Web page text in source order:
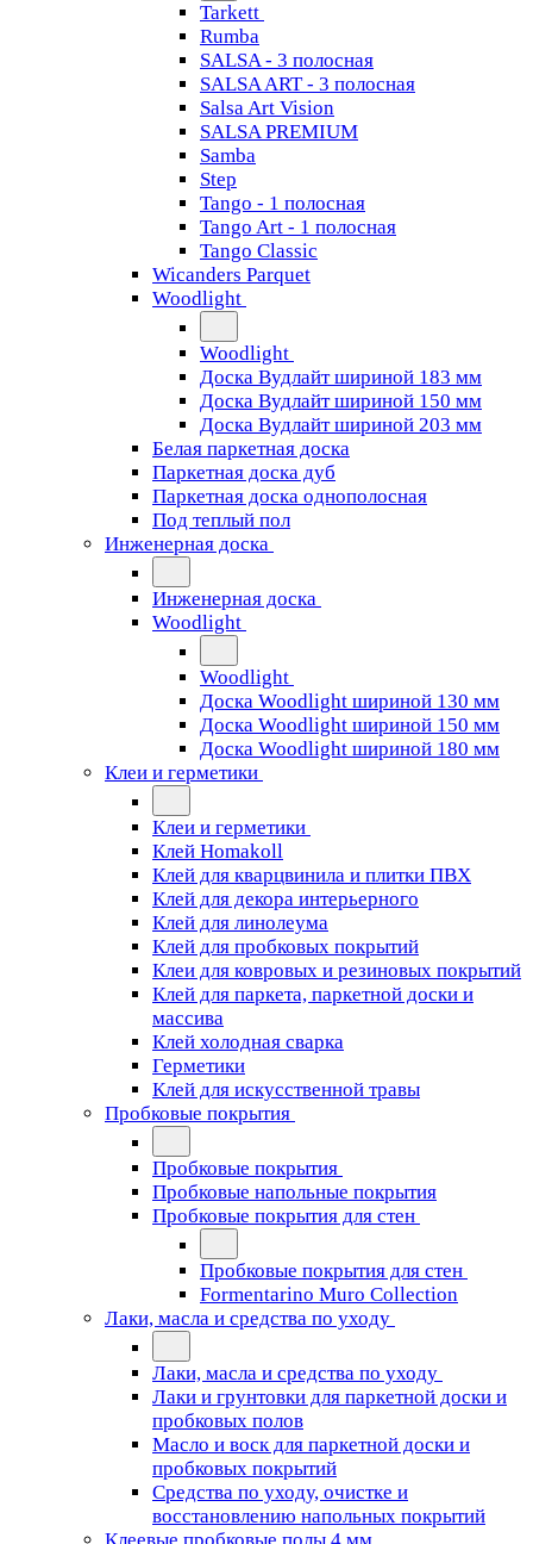
Tarkett
Rumba
SALSA - 3 полосная
SALSA ART - 3 полосная
Salsa Art Vision
SALSA PREMIUM
Samba
Step
Tango - 1 полосная
Tango Art - 1 полосная
Tango Classiс
Wicanders Parquet
Woodlight
Woodlight
Доска Вудлайт шириной 183 мм
Доска Вудлайт шириной 150 мм
Доска Вудлайт шириной 203 мм
Белая паркетная доска
Паркетная доска дуб
Паркетная доска однополосная
Под теплый пол
Инженерная доска
Инженерная доска
Woodlight
Woodlight
Доска Woodlight шириной 130 мм
Доска Woodlight шириной 150 мм
Доска Woodlight шириной 180 мм
Клеи и герметики
Клеи и герметики
Клей Homakoll
Клей для кварцвинила и плитки ПВХ
Клей для декора интерьерного
Клей для линолеума
Клей для пробковых покрытий
Клеи для ковровых и резиновых покрытий
Клей для паркета, паркетной доски и
массива
Клей холодная сварка
Герметики
Клей для искусственной травы
Пробковые покрытия
Пробковые покрытия
Пробковые напольные покрытия
Пробковые покрытия для стен
Пробковые покрытия для стен
Formentarino Muro Collection
Лаки, масла и средства по уходу
Лаки, масла и средства по уходу
Лаки и грунтовки для паркетной доски и
пробковых полов
Масло и воск для паркетной доски и
пробковых покрытий
Средства по уходу, очистке и
восстановлению напольных покрытий